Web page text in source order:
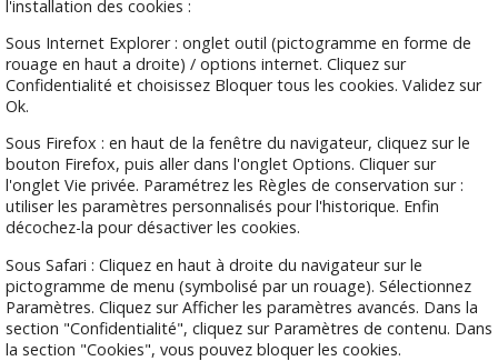
l'installation des cookies :
Sous Internet Explorer : onglet outil (pictogramme en forme de
rouage en haut a droite) / options internet. Cliquez sur
Confidentialité et choisissez Bloquer tous les cookies. Validez sur
Ok.
Sous Firefox : en haut de la fenêtre du navigateur, cliquez sur le
bouton Firefox, puis aller dans l'onglet Options. Cliquer sur
l'onglet Vie privée. Paramétrez les Règles de conservation sur :
utiliser les paramètres personnalisés pour l'historique. Enfin
décochez-la pour désactiver les cookies.
Sous Safari : Cliquez en haut à droite du navigateur sur le
pictogramme de menu (symbolisé par un rouage). Sélectionnez
Paramètres. Cliquez sur Afficher les paramètres avancés. Dans la
section "Confidentialité", cliquez sur Paramètres de contenu. Dans
la section "Cookies", vous pouvez bloquer les cookies.